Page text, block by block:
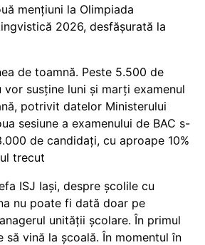
mențiuni la Olimpiada
2026, desfășurată la
de toamnă. Peste 5.500 de
susține luni și marți examenul
potrivit datelor Ministerului
sesiune a examenului de BAC s-
de candidați, cu aproape 10%
trecut
ISJ Iași, despre școlile cu
nu poate fi dată doar pe
unității școlare. În primul
să vină la școală. În momentul în